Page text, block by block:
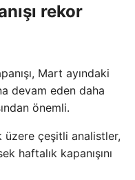
rekor
Mart ayındaki
devam eden daha
önemli.
çeşitli analistler,
haftalık kapanışını